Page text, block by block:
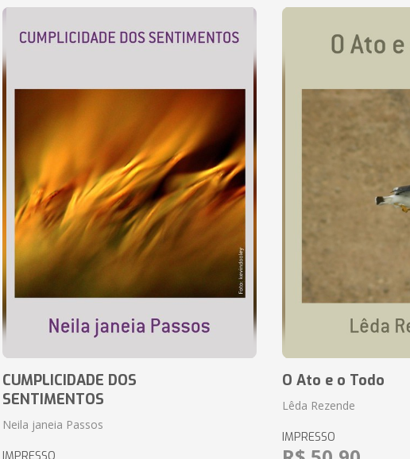
CUMPLICIDADE DOS
SENTIMENTOS
Neila janeia Passos
O Ato e o Todo
Lêda Rezende
IMPRESSO